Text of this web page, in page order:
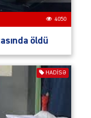
4050
öldü
HADISƏ